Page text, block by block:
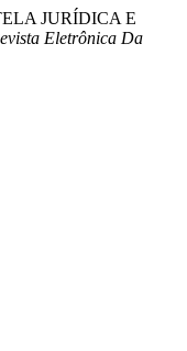
JURÍDICA E
Eletrônica Da